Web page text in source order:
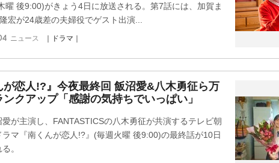
曜 後9:00)がきょう4日に放送される。第7話には、加賀ま
宏が24歳差の夫婦役でゲスト出演...
ニュース ｜ドラマ｜
が恋人!?』今夜最終回 飯沼愛&八木勇征ら万
クアップ「感謝の気持ちでいっぱい」
が主演し、FANTASTICSの八木勇征が共演するテレビ朝
ラマ『南くんが恋人!?』(毎週火曜 後9:00)の最終話が10日
。